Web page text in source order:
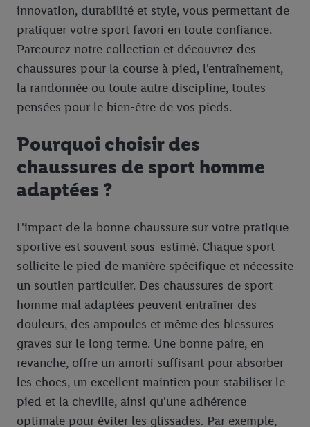
innovation, durabilité et style, vous permettant de
pratiquer votre sport favori en toute confiance.
Parcourez notre collection et découvrez des
chaussures pour la course à pied, l'entraînement,
la randonnée ou toute autre discipline, toutes
pensées pour le bien-être de vos pieds.
Pourquoi choisir des
chaussures de sport homme
adaptées ?
L'impact de la bonne chaussure sur votre pratique
sportive est souvent sous-estimé. Chaque sport
sollicite le pied de manière spécifique et nécessite
un soutien particulier. Des chaussures de sport
homme mal adaptées peuvent entraîner des
douleurs, des ampoules et même des blessures
graves sur le long terme. Une bonne paire, en
revanche, offre un amorti suffisant pour absorber
les chocs, un excellent maintien pour stabiliser le
pied et la cheville, ainsi qu'une adhérence
optimale pour éviter les glissades. Par exemple,